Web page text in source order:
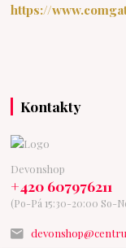
https://
Kontakty
Devonshop
+420 607976211
(Po-Pá 15:30-20:00 So-